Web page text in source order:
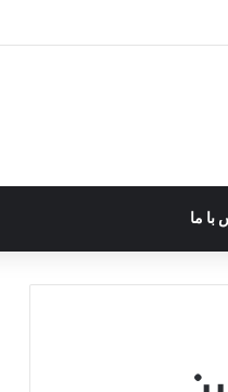
با ما